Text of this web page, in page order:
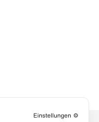
Einstellungen ⚙️